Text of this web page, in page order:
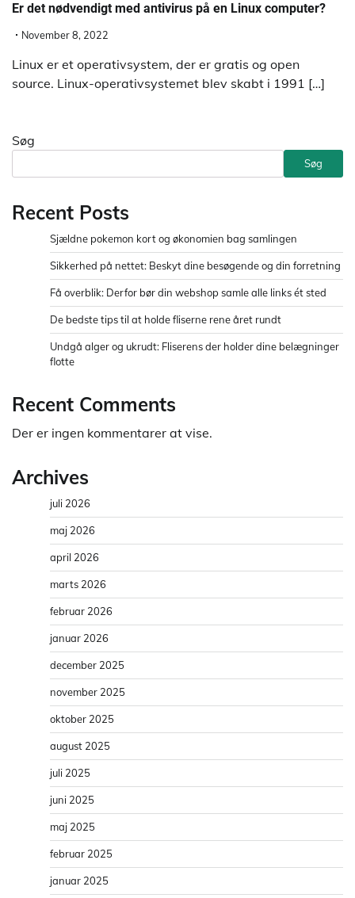
Er det nødvendigt med antivirus på en Linux computer?
November 8, 2022
Linux er et operativsystem, der er gratis og open
source. Linux-operativsystemet blev skabt i 1991 […]
Søg
Søg
Recent Posts
Sjældne pokemon kort og økonomien bag samlingen
Sikkerhed på nettet: Beskyt dine besøgende og din forretning
Få overblik: Derfor bør din webshop samle alle links ét sted
De bedste tips til at holde fliserne rene året rundt
Undgå alger og ukrudt: Fliserens der holder dine belægninger
flotte
Recent Comments
Der er ingen kommentarer at vise.
Archives
juli 2026
maj 2026
april 2026
marts 2026
februar 2026
januar 2026
december 2025
november 2025
oktober 2025
august 2025
juli 2025
juni 2025
maj 2025
februar 2025
januar 2025